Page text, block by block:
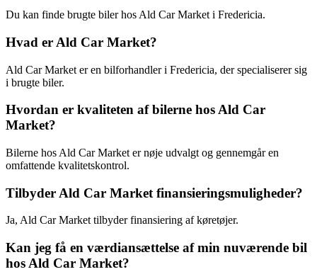
Du kan finde brugte biler hos Ald Car Market i Fredericia.
Hvad er Ald Car Market?
Ald Car Market er en bilforhandler i Fredericia, der specialiserer sig
i brugte biler.
Hvordan er kvaliteten af bilerne hos Ald Car
Market?
Bilerne hos Ald Car Market er nøje udvalgt og gennemgår en
omfattende kvalitetskontrol.
Tilbyder Ald Car Market finansieringsmuligheder?
Ja, Ald Car Market tilbyder finansiering af køretøjer.
Kan jeg få en værdiansættelse af min nuværende bil
hos Ald Car Market?